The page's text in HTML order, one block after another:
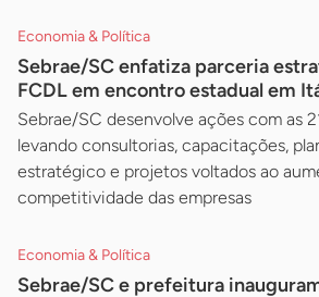
Economia & Política
Sebrae/SC enfatiza parceria
FCDL em encontro estadual em
Sebrae/SC desenvolve ações com as
levando consultorias, capacitações,
estratégico e projetos voltados ao
competitividade das empresas
Economia & Política
Sebrae/SC e prefeitura